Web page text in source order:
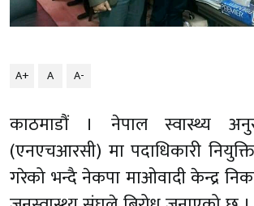
A+ A A-
काठमाडौं । नेपाल स्वास्थ्य
(एनएचआरसी) मा पदाधिकारी
गरेको भन्दै नेकपा माओवादी केन्द्र